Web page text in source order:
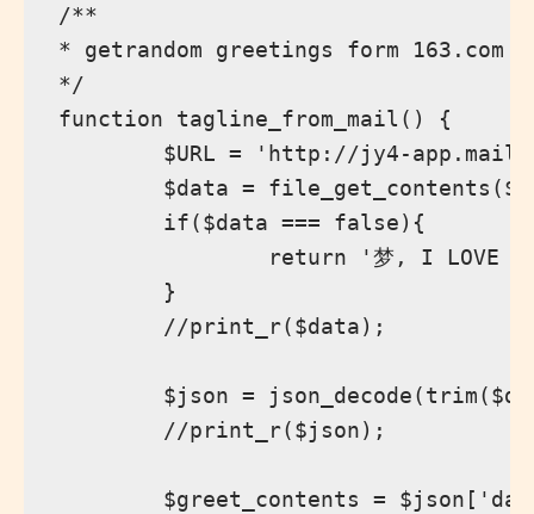
/**
* getrandom greetings form 163.com
*/
function tagline_from_mail() {
$URL = 'http://jy4-
$data =
        if($data === false){
return '梦, I LOVE
        }
        //print_r($data);
$json =
        //print_r($json);
$greet_contents =